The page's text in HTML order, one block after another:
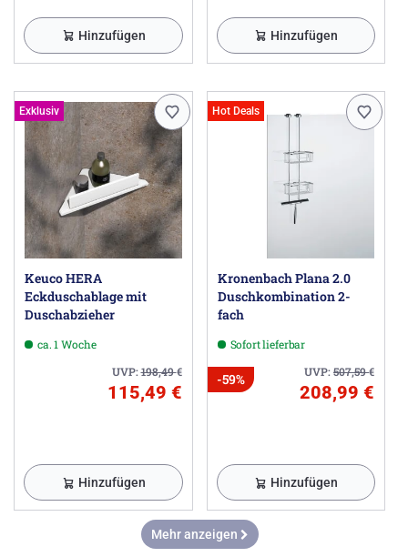
Hinzufügen Hinzufügen
Exklusiv
Keuco HERA
Eckduschablage mit
Duschabzieher
ca. 1 Woche
UVP:198,49€
115,49 €
Hinzufügen
Hot Deals
Kronenbach Plana 2.0
Duschkombination 2-
fach
Sofort lieferbar
UVP:507,59€
-59%
208,99 €
Hinzufügen
Mehr anzeigen